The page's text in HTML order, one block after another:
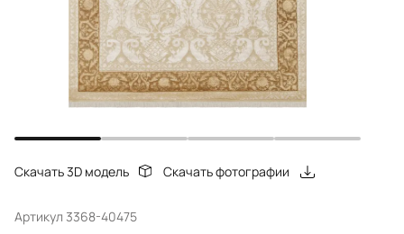
Скачать 3D модель Скачать фотографии
Артикул 3368-40475